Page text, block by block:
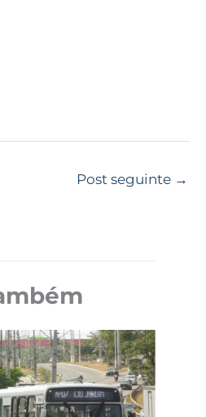
Post seguinte →